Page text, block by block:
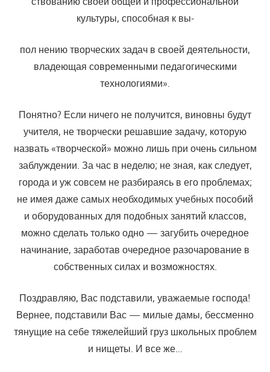
культуры, способная к вы-
пол нению творческих задач в своей деятельности,
владеющая совре­менными педагогическими
технологиями».
Понятно? Если ничего не получится, виновны будут
учителя, не творчески решавшие задачу, которую
назвать «творческой» можно лишь при очень сильном
заблуждении. За час в неделю; не зная, как следует,
города и уж совсем не разбираясь в его проблемах;
не имея даже са­мых необходимых учебных пособий
и оборудованных для подобных за­нятий классов,
можно сделать только одно — загубить очередное
начи­нание, заработав очередное разочарование в
собственных силах и воз­можностях.
Поздравляю, Вас подставили, уважаемые господа!
Вернее, подставили Вас — милые дамы, бессменно
тянущие на себе тяжелейший груз школьных проблем
и нищеты. И все же…